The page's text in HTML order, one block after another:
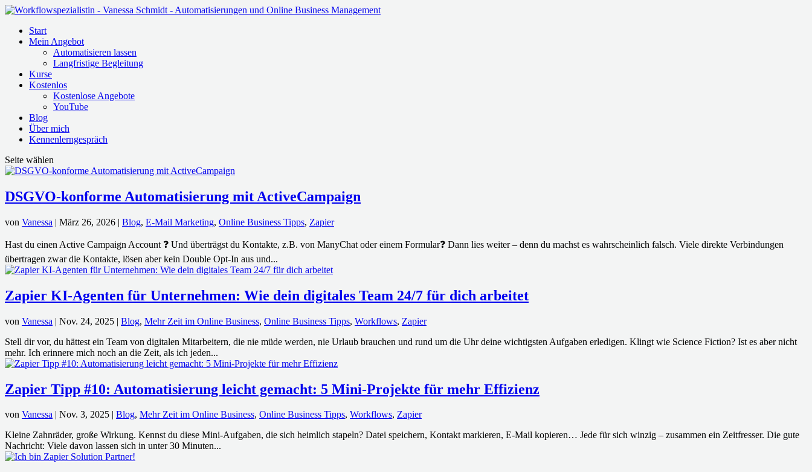
Start
Mein Angebot
Automatisieren lassen
Langfristige Begleitung
Kurse
Kostenlos
Kostenlose Angebote
YouTube
Blog
Über mich
Kennenlerngespräch
Seite wählen
DSGVO-konforme Automatisierung mit ActiveCampaign
von Vanessa | März 26, 2026 | Blog, E-Mail Marketing, Online Business Tipps, Zapier
Hast du einen Active Campaign Account ❓ Und überträgst du Kontakte, z.B. von ManyChat oder einem Formular❓ Dann lies weiter – denn du machst es wahrscheinlich falsch. Viele direkte Verbindungen
übertragen zwar die Kontakte, lösen aber kein Double Opt-In aus und...
Zapier KI-Agenten für Unternehmen: Wie dein digitales Team 24/7 für dich arbeitet
von Vanessa | Nov. 24, 2025 | Blog, Mehr Zeit im Online Business, Online Business Tipps, Workflows, Zapier
Stell dir vor, du hättest ein Team von digitalen Mitarbeitern, die nie müde werden, nie Urlaub brauchen und rund um die Uhr deine wichtigsten Aufgaben erledigen. Klingt wie Science Fiction? Ist es aber nicht
mehr. Ich erinnere mich noch an die Zeit, als ich jeden...
Zapier Tipp #10: Automatisierung leicht gemacht: 5 Mini-Projekte für mehr Effizienz
von Vanessa | Nov. 3, 2025 | Blog, Mehr Zeit im Online Business, Online Business Tipps, Workflows, Zapier
Kleine Zahnräder, große Wirkung. Kennst du diese Mini-Aufgaben, die sich heimlich stapeln? Datei speichern, Kontakt markieren, E-Mail kopieren… Jede für sich winzig – zusammen ein Zeitfresser. Die gute
Nachricht: Viele davon lassen sich in unter 30 Minuten...